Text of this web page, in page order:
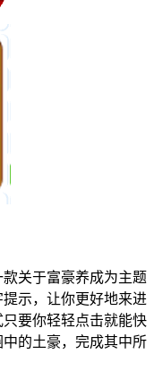
款关于富豪养成为主题
示，让你更好地来进
要你轻轻点击就能快
的土豪，完成其中所